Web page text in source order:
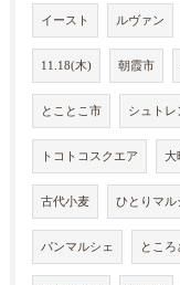
イースト ルヴァン
11.18(木) 朝霞市
とことこ市 シュトレ
トコトコスクエア 大
古代小麦 ひとりマル
パンマルシェ とこ